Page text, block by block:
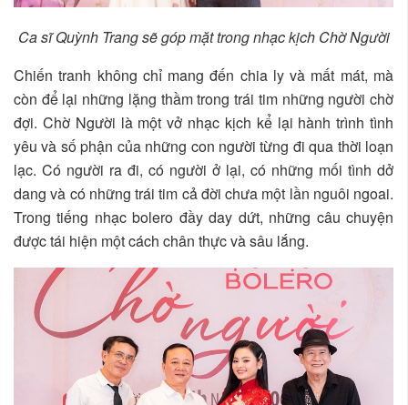
Ca sĩ Quỳnh Trang sẽ góp mặt trong nhạc kịch Chờ Người
Chiến tranh không chỉ mang đến chia ly và mất mát, mà
còn để lại những lặng thầm trong trái tim những người chờ
đợi. Chờ Người là một vở nhạc kịch kể lại hành trình tình
yêu và số phận của những con người từng đi qua thời loạn
lạc. Có người ra đi, có người ở lại, có những mối tình dở
dang và có những trái tim cả đời chưa một lần nguôi ngoai.
Trong tiếng nhạc bolero đầy day dứt, những câu chuyện
được tái hiện một cách chân thực và sâu lắng.